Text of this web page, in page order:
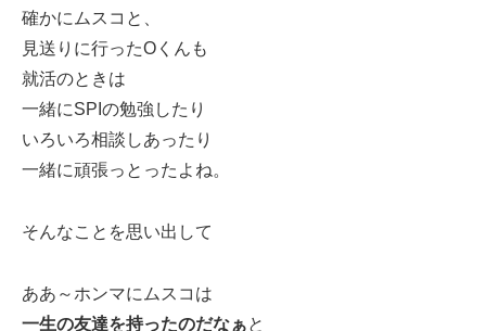
確かにムスコと、
見送りに行ったOくんも
就活のときは
一緒にSPIの勉強したり
いろいろ相談しあったり
一緒に頑張っとったよね。
そんなことを思い出して
ああ～ホンマにムスコは
一生の友達を持ったのだなぁと